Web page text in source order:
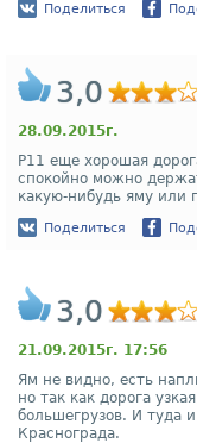
Поделиться
3,0
28.09.2015г.
Р11 еще хорошая
спокойно можно
какую-нибудь яму или
Поделиться
3,0
21.09.2015г. 17:56
Ям не видно, есть
но так как дорога
большегрузов. И туда
Краснограда.